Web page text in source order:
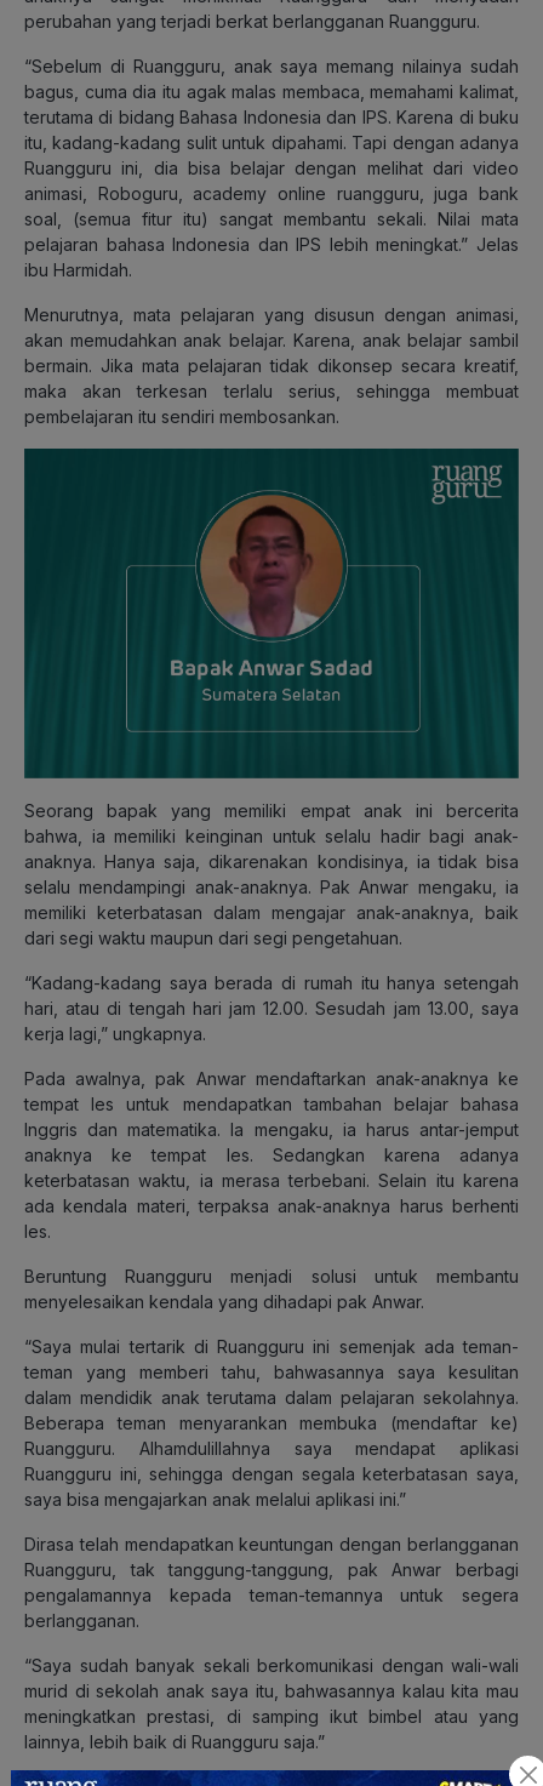
perubahan yang terjadi berkat berlangganan Ruangguru.
“Sebelum di Ruangguru, anak saya memang nilainya sudah
bagus, cuma dia itu agak malas membaca, memahami kalimat,
terutama di bidang Bahasa Indonesia dan IPS. Karena di buku
itu, kadang-kadang sulit untuk dipahami. Tapi dengan adanya
Ruangguru ini, dia bisa belajar dengan melihat dari video
animasi, Roboguru, academy online ruangguru, juga bank
soal, (semua fitur itu) sangat membantu sekali. Nilai mata
pelajaran bahasa Indonesia dan IPS lebih meningkat.” Jelas
ibu Harmidah.
Menurutnya, mata pelajaran yang disusun dengan animasi,
akan memudahkan anak belajar. Karena, anak belajar sambil
bermain. Jika mata pelajaran tidak dikonsep secara kreatif,
maka akan terkesan terlalu serius, sehingga membuat
pembelajaran itu sendiri membosankan.
Seorang bapak yang memiliki empat anak ini bercerita
bahwa, ia memiliki keinginan untuk selalu hadir bagi anak-
anaknya. Hanya saja, dikarenakan kondisinya, ia tidak bisa
selalu mendampingi anak-anaknya. Pak Anwar mengaku, ia
memiliki keterbatasan dalam mengajar anak-anaknya, baik
dari segi waktu maupun dari segi pengetahuan.
“Kadang-kadang saya berada di rumah itu hanya setengah
hari, atau di tengah hari jam 12.00. Sesudah jam 13.00, saya
kerja lagi,” ungkapnya.
Pada awalnya, pak Anwar mendaftarkan anak-anaknya ke
tempat les untuk mendapatkan tambahan belajar bahasa
Inggris dan matematika. Ia mengaku, ia harus antar-jemput
anaknya ke tempat les. Sedangkan karena adanya
keterbatasan waktu, ia merasa terbebani. Selain itu karena
ada kendala materi, terpaksa anak-anaknya harus berhenti
les.
Beruntung Ruangguru menjadi solusi untuk membantu
menyelesaikan kendala yang dihadapi pak Anwar.
“Saya mulai tertarik di Ruangguru ini semenjak ada teman-
teman yang memberi tahu, bahwasannya saya kesulitan
dalam mendidik anak terutama dalam pelajaran sekolahnya.
Beberapa teman menyarankan membuka (mendaftar ke)
Ruangguru. Alhamdulillahnya saya mendapat aplikasi
Ruangguru ini, sehingga dengan segala keterbatasan saya,
saya bisa mengajarkan anak melalui aplikasi ini.”
Dirasa telah mendapatkan keuntungan dengan berlangganan
Ruangguru, tak tanggung-tanggung, pak Anwar berbagi
pengalamannya kepada teman-temannya untuk segera
berlangganan.
“Saya sudah banyak sekali berkomunikasi dengan wali-wali
murid di sekolah anak saya itu, bahwasannya kalau kita mau
meningkatkan prestasi, di samping ikut bimbel atau yang
lainnya, lebih baik di Ruangguru saja.”